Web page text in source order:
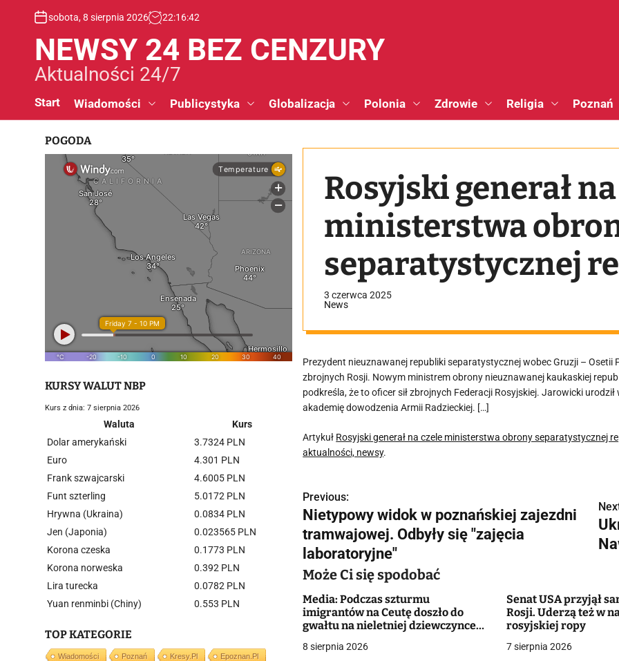
sobota, 8 sierpnia 2026 22:16:43
NEWSY 24 BEZ CENZURY
Aktualności 24/7
Start Wiadomości Publicystyka Globalizacja Polonia Zdrowie Religia Poznań
Rosyjski generał
ministerstwa
separatystycznej
3 czerwca 2025
News
Prezydent nieuznawanej republiki separatystycznej wobec Gruzji – Osetii
zbrojnych Rosji. Nowym ministrem obrony nieuznawanej kaukaskiej
podkreśla, że to oficer sił zbrojnych Federacji Rosyjskiej. Jarowicki
akademię dowodzenia Armii Radzieckiej. […]
Artykuł Rosyjski generał na czele ministerstwa obrony separatystycznej
aktualności, newsy.
N
a
w
i
g
a
Previous:
Nietypowy widok w poznańskiej zajezdni
tramwajowej. Odbyły się "zajęcia
laboratoryjne"
Może Ci się spodobać
Media: Podczas szturmu
imigrantów na Ceutę doszło do
gwałtu na nieletniej dziewczynce.
8 sierpnia 2026
Senat USA przyjął
Rosji. Uderzą też w
rosyjskiej ropy
7 sierpnia 2026
POGODA
KURSY WALUT NBP
Kurs z dnia: 7 sierpnia 2026
Waluta
Kurs
Dolar amerykański
3.7324 PLN
Euro
4.301 PLN
Frank szwajcarski
4.6005 PLN
Funt szterling
5.0172 PLN
Hrywna (Ukraina)
0.0834 PLN
Jen (Japonia)
0.023565 PLN
Korona czeska
0.1773 PLN
Korona norweska
0.392 PLN
Lira turecka
0.0782 PLN
Yuan renminbi (Chiny)
0.553 PLN
TOP KATEGORIE
Wiadomości Poznań Kresy.pl Epoznan.pl